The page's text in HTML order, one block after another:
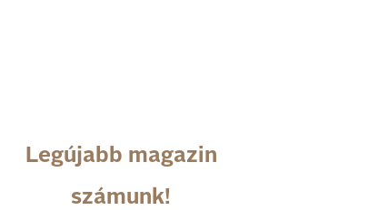
Legújabb magazin
számunk!